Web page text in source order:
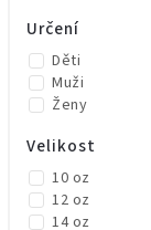
Určení
Děti
Muži
Ženy
Velikost
10 oz
12 oz
14 oz